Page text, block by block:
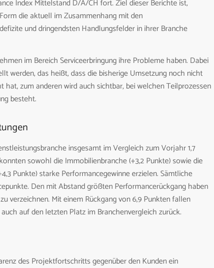
Index Mittelstand D/A/CH fort. Ziel dieser Berichte ist,
die aktuell im Zusammenhang mit den
und dringendsten Handlungsfelder in ihrer Branche
im Bereich Serviceerbringung ihre Probleme haben. Dabei
werden, das heißt, dass die bisherige Umsetzung noch nicht
zum anderen wird auch sichtbar, bei welchen Teilprozessen
besteht.
insgesamt im Vergleich zum Vorjahr 1,7
sowohl die Immobilienbranche (+3,2 Punkte) sowie die
Punkte) starke Performancegewinne erzielen. Sämtliche
Den mit Abstand größten Performancerückgang haben
verzeichnen. Mit einem Rückgang von 6,9 Punkten fallen
auf den letzten Platz im Branchenvergleich zurück.
des Projektfortschritts gegenüber den Kunden ein